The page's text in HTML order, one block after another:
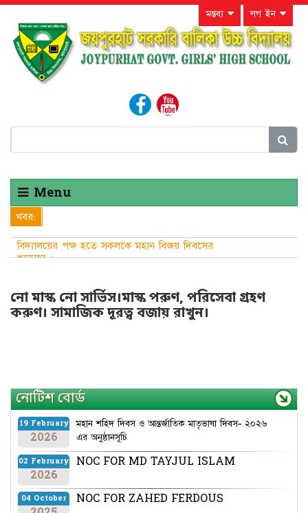
মন্তব্য লগ ইন
Menu
খবর:
বিদ্যালয়ের পক্ষ হতে সকলকে মহান বিজয় দিবসের
শুভেচ্ছা ।
নো মাস্ক নো সার্ভিস।মাস্ক পরুণ, পরিসেবা গ্রহণ
করুণ। সামাজিক দূরত্ব বজায় রাখুন।
নোটিশ বোর্ড
19 February
2026
মহান শহিদ দিবস ও আন্তর্জাতিক মাতৃভাষা দিবস- ২০২৬
এর অনুষ্ঠানসূচি
02 February
2026
NOC FOR MD TAYJUL ISLAM
04 October NOC FOR ZAHED FERDOUS